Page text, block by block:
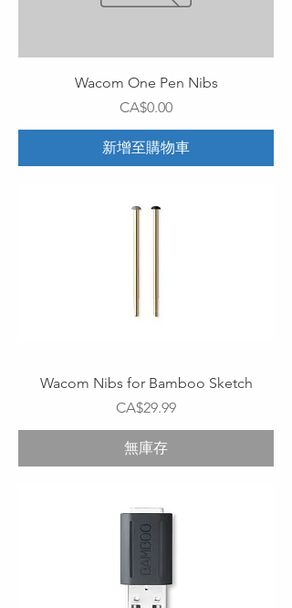
Wacom One Pen Nibs
價格
CA$0.00
新增至購物車
Wacom Nibs for Bamboo Sketch
價格
CA$29.99
無庫存